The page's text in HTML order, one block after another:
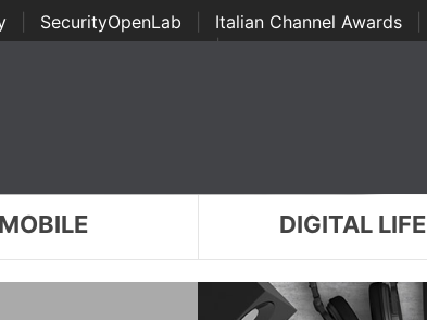
SecurityOpenLab Italian Channel Awards
Awards | ...
MOBILE DIGITAL LIFE